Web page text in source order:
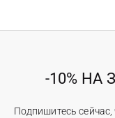
-10% НА
Подпишитесь